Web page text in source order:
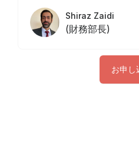
Shiraz Zaidi
(財務部長)
お申し